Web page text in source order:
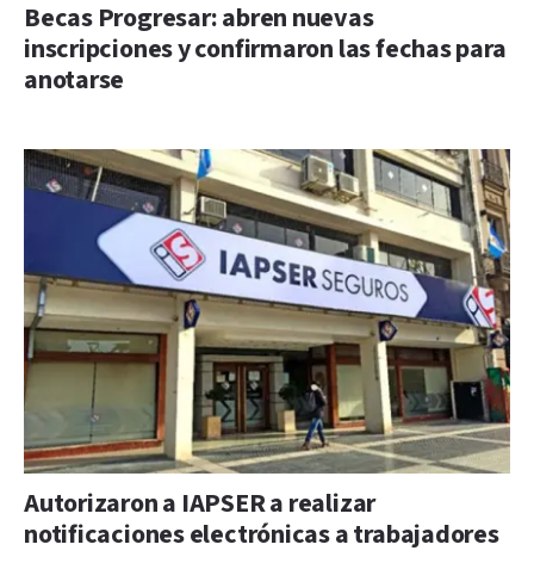
Becas Progresar: abren nuevas
inscripciones y confirmaron las fechas para
anotarse
Autorizaron a IAPSER a realizar
notificaciones electrónicas a trabajadores